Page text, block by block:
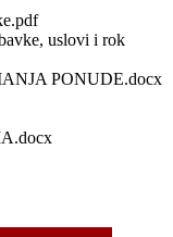
uslovi i rok
PONUDE.docx